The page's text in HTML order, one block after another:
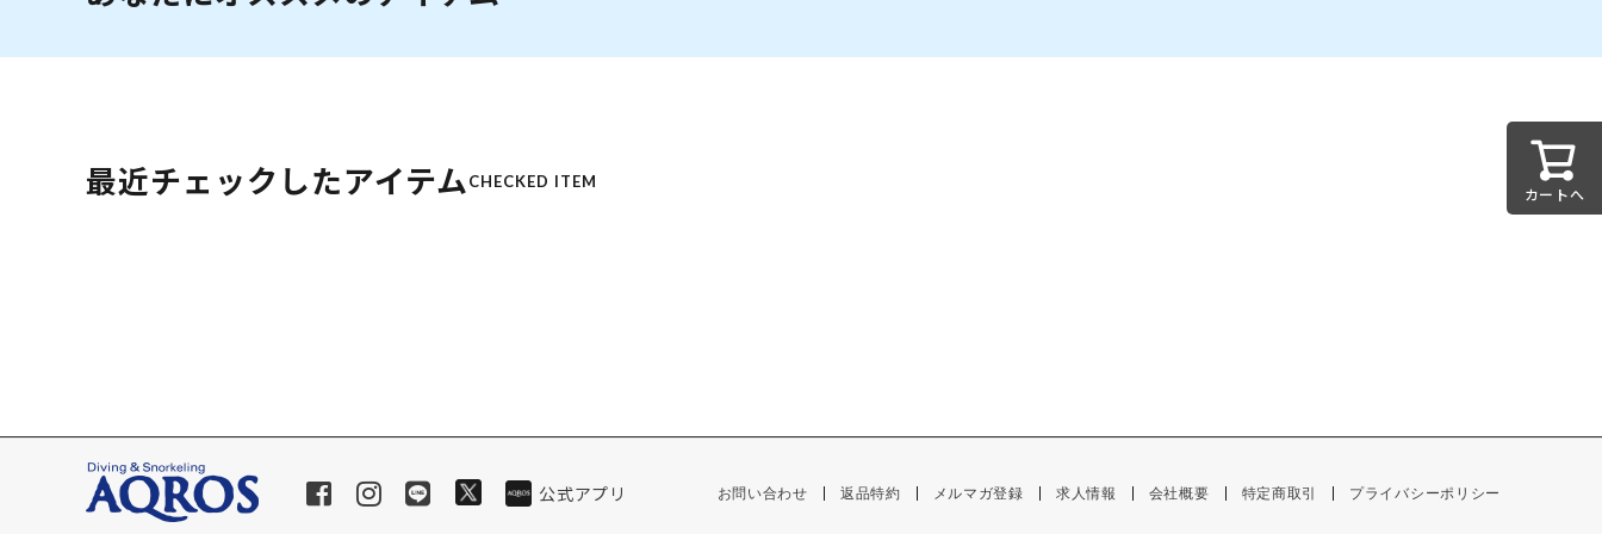
最近チェックしたアイテムCHECKED ITEM
カートへ
公式アプリ お問い合わせ 返品特約 メルマガ登録 求人情報 会社概要 特定商取引 プライバシーポリシー